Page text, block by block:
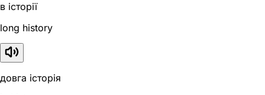
в історії
long history
довга історія